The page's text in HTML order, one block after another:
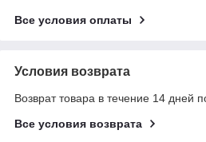
Все условия оплаты
Условия возврата
Возврат товара в течение 14 дней
Все условия возврата